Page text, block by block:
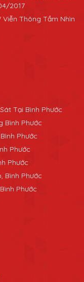
2017
Thông Tầm Nhìn
Tại Bình Phước
Bình Phước
Phước
Phước
Phước
Bình Phước
Phước